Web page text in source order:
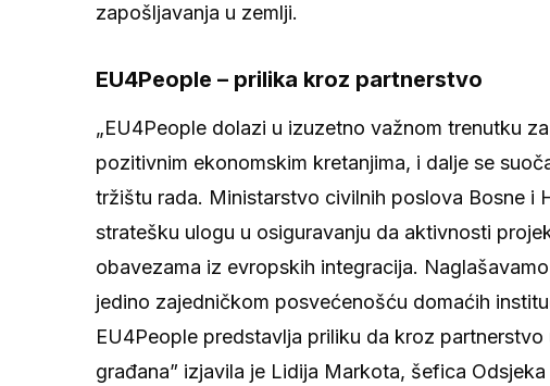
zapošljavanja u zemlji.
EU4People – prilika kroz partnerstvo
„EU4People dolazi u izuzetno važnom trenutku
pozitivnim ekonomskim kretanjima, i dalje se
tržištu rada. Ministarstvo civilnih poslova Bosne i
stratešku ulogu u osiguravanju da aktivnosti
obavezama iz evropskih integracija.
jedino zajedničkom posvećenošću domaćih
EU4People predstavlja priliku da kroz
građana” izjavila je Lidija Markota, šefica